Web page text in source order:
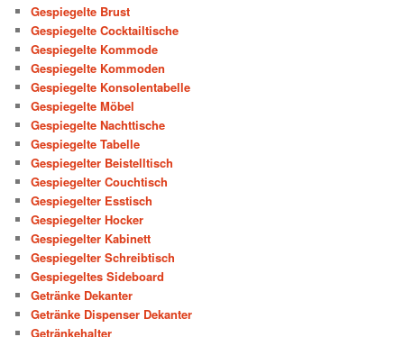
Gespiegelte Brust
Gespiegelte Cocktailtische
Gespiegelte Kommode
Gespiegelte Kommoden
Gespiegelte Konsolentabelle
Gespiegelte Möbel
Gespiegelte Nachttische
Gespiegelte Tabelle
Gespiegelter Beistelltisch
Gespiegelter Couchtisch
Gespiegelter Esstisch
Gespiegelter Hocker
Gespiegelter Kabinett
Gespiegelter Schreibtisch
Gespiegeltes Sideboard
Getränke Dekanter
Getränke Dispenser Dekanter
Getränkehalter